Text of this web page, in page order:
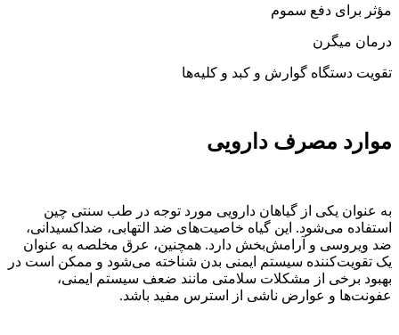
مؤثر برای دفع سموم
درمان میگرن
تقویت دستگاه گوارش و کبد و کلیه‌ها
موارد مصرف دارویی
به عنوان یکی از گیاهان دارویی مورد توجه در طب سنتی چین
استفاده می‌شود. این گیاه خاصیت‌های ضد التهابی، ضداکسیدانی،
ضد ویروسی و آرامش‌بخش دارد. همچنین، عرق مخلصه به عنوان
یک تقویت‌کننده سیستم ایمنی بدن شناخته می‌شود و ممکن است در
بهبود برخی از مشکلات سلامتی مانند ضعف سیستم ایمنی،
عفونت‌ها و عوارض ناشی از استرس مفید باشد.